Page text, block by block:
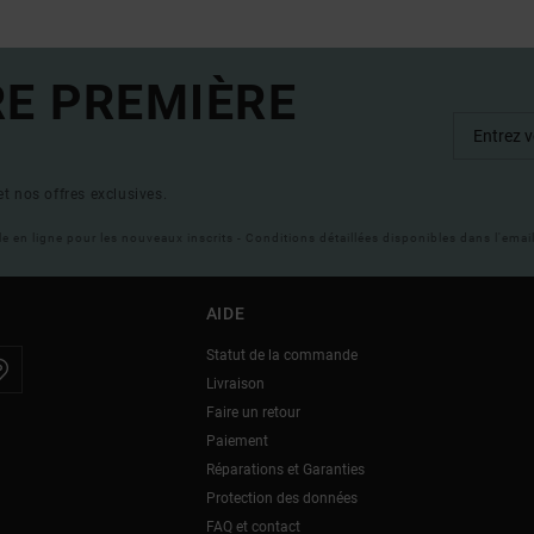
PREMIÈRE
nos offres exclusives.
en ligne pour les nouveaux inscrits - Conditions détaillées disponibles dans
AIDE
Statut de la commande
Livraison
Faire un retour
Paiement
Réparations et Garanties
Protection des données
FAQ et contact